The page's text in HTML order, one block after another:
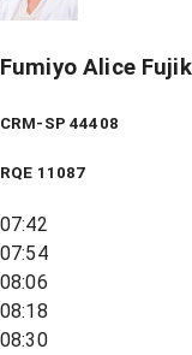
Fumiyo Alice
CRM-SP 44408
RQE 11087
07:42
07:54
08:06
08:18
08:30